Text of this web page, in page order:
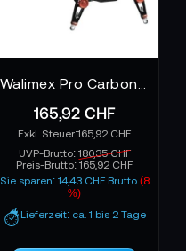
165,92 CHF
165,92 CHF
UVP-Brutto: 180,35 CHF
Preis-Brutto:165,92 CHF
Sie sparen: 14,43 CHF Brutto (8
%)
Lieferzeit: ca. 1 bis 2 Tage